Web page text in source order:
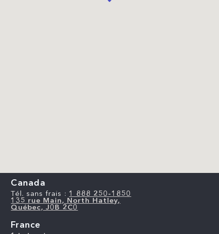
Canada
Tél. sans frais : 1 888 250-1850
135 rue Main, North Hatley,
Québec, J0B 2C0
France